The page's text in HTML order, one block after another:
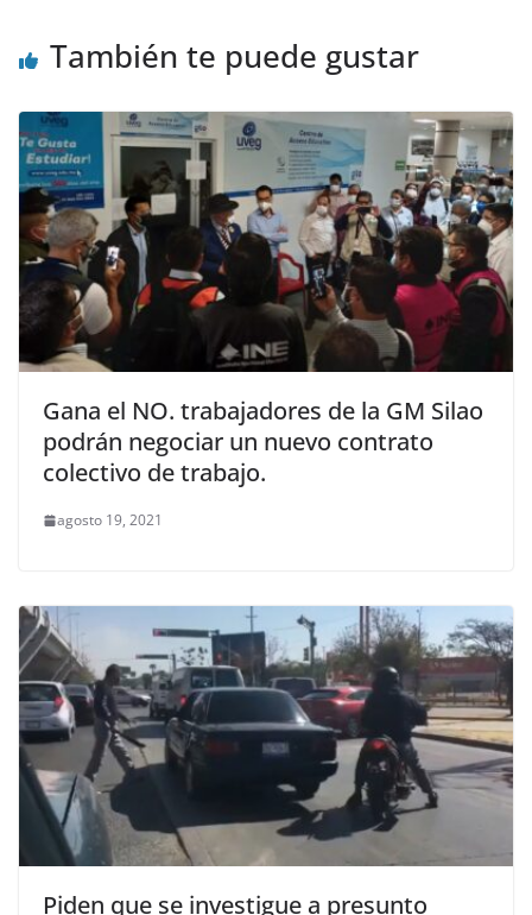
También te puede gustar
Gana el NO. trabajadores de la GM Silao
podrán negociar un nuevo contrato
colectivo de trabajo.
agosto 19, 2021
Piden que se investigue a presunto